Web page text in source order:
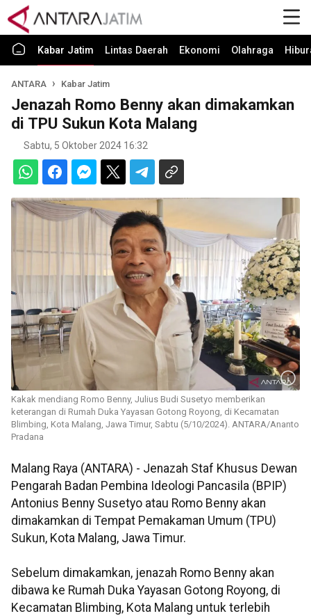
Kabar Jatim Lintas Daerah Ekonomi Olahraga
ANTARA Kabar Jatim
Jenazah Romo Benny akan dimakamkan
di TPU Sukun Kota Malang
Sabtu, 5 Oktober 2024 16:32
Kakak mendiang Romo Benny, Julius Budi Susetyo memberikan
keterangan di Rumah Duka Yayasan Gotong Royong, di Kecamatan
Blimbing, Kota Malang, Jawa Timur, Sabtu (5/10/2024). ANTARA/Ananto
Pradana
Malang Raya (ANTARA) - Jenazah Staf Khusus Dewan
Pengarah Badan Pembina Ideologi Pancasila (BPIP)
Antonius Benny Susetyo atau Romo Benny akan
dimakamkan di Tempat Pemakaman Umum (TPU)
Sukun, Kota Malang, Jawa Timur.
Sebelum dimakamkan, jenazah Romo Benny akan
dibawa ke Rumah Duka Yayasan Gotong Royong, di
Kecamatan Blimbing, Kota Malang untuk terlebih